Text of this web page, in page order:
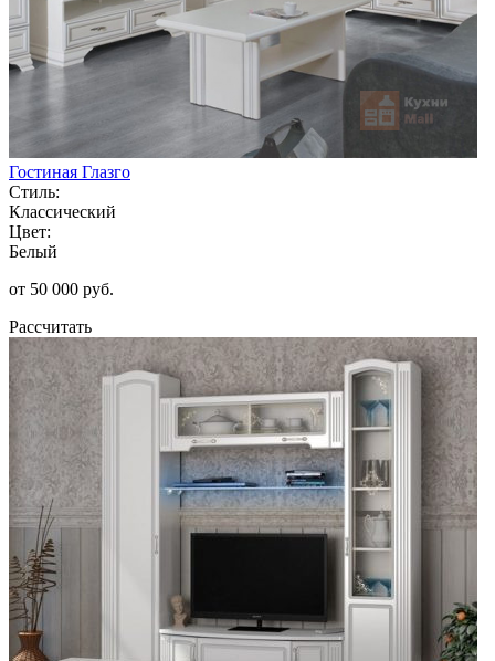
Гостиная Глазго
Стиль:
Классический
Цвет:
Белый
от 50 000 руб.
Рассчитать